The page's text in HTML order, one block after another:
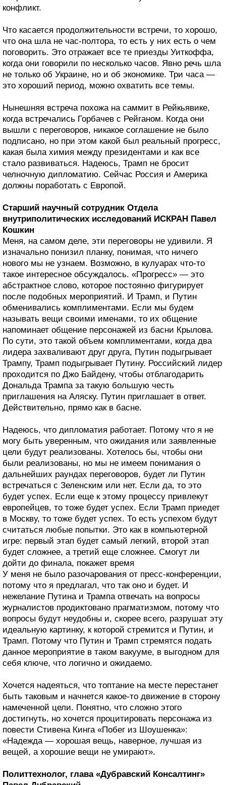
конфликт.
Что касается продолжительности встречи, то хорошо,
что она шла не час-полтора, то есть у них есть о чем
поговорить. Это отражает все те приезды Уиткоффа,
когда они говорили по несколько часов. Явно речь шла
не только об Украине, но и об экономике. Три часа —
это хороший период, можно охватить все темы.
Нынешняя встреча похожа на саммит в Рейкьявике,
когда встречались Горбачев с Рейганом. Когда они
вышли с переговоров, никакое соглашение не было
подписано, но при этом какой был реальный прогресс,
какая была химия между президентами и как все
стало развиваться. Надеюсь, Трамп не бросит
челночную дипломатию. Сейчас Россия и Америка
должны поработать с Европой.
Старший научный сотрудник Отдела
внутриполитических исследований ИСКРАН Павел
Кошкин
Меня, на самом деле, эти переговоры не удивили. Я
изначально понизил планку, понимая, что ничего
нового мы не узнаем. Возможно, в кулуарах что-то
такое интересное обсуждалось. «Прогресс» — это
абстрактное слово, которое постоянно фигурирует
после подобных мероприятий. И Трамп, и Путин
обменивались комплиментами. Если мы будем
называть вещи своими именами, то их общение
напоминает общение персонажей из басни Крылова.
По сути, это такой объем комплиментами, когда два
лидера захваливают друг друга, Путин подыгрывает
Трампу, Трамп подыгрывает Путину. Российский лидер
проходится по Джо Байдену, чтобы отблагодарить
Дональда Трампа за такую большую честь
приглашения на Аляску. Путин приглашает в ответ.
Действительно, прямо как в басне.
Надеюсь, что дипломатия работает. Потому что я не
могу быть уверенным, что ожидания или заявленные
цели будут реализованы. Хотелось бы, чтобы они
были реализованы, но мы не имеем понимания о
дальнейших раундах переговоров, будет ли Путин
встречаться с Зеленским или нет. Если да, то это
будет успех. Если еще к этому процессу привлекут
европейцев, то тоже будет успех. Если Трамп приедет
в Москву, то тоже будет успех. То есть успехом будут
считаться любые попытки. Это как в компьютерной
игре: первый этап будет самый легкий, второй этап
будет сложнее, а третий еще сложнее. Смогут ли
дойти до финала, покажет время
У меня не было разочарования от пресс-конференции,
потому что я предлагал, что так оно и будет. И
нежелание Путина и Трампа отвечать на вопросы
журналистов продиктовано прагматизмом, потому что
вопросы будут неудобны и, скорее всего, разрушат эту
идеальную картинку, к которой стремится и Путин, и
Трамп. Потому что Путин и Трамп стремятся подать
данное мероприятие в таком вакууме, в выгодном для
себя ключе, что логично и ожидаемо.
Хочется надеяться, что топтание на месте перестанет
быть таковым и начнется какое-то движение в сторону
намеченной цели. Понятно, что сложно этого
достигнуть, но хочется процитировать персонажа из
повести Стивена Кинга «Побег из Шоушенка»:
«Надежда — хорошая вещь, наверное, лучшая из
вещей, а хорошие вещи не умирают».
Политтехнолог, глава «Дубравский Консалтинг»